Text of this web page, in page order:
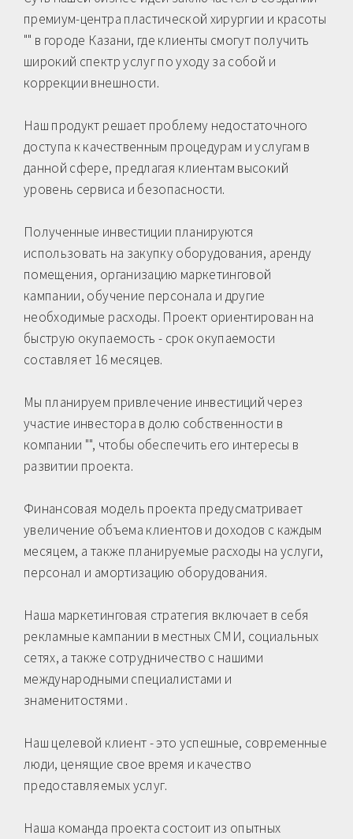
премиум-центра пластической хирургии и красоты
"" в городе Казани, где клиенты смогут получить
широкий спектр услуг по уходу за собой и
коррекции внешности.
Наш продукт решает проблему недостаточного
доступа к качественным процедурам и услугам в
данной сфере, предлагая клиентам высокий
уровень сервиса и безопасности.
Полученные инвестиции планируются
использовать на закупку оборудования, аренду
помещения, организацию маркетинговой
кампании, обучение персонала и другие
необходимые расходы. Проект ориентирован на
быструю окупаемость - срок окупаемости
составляет 16 месяцев.
Мы планируем привлечение инвестиций через
участие инвестора в долю собственности в
компании "", чтобы обеспечить его интересы в
развитии проекта.
Финансовая модель проекта предусматривает
увеличение объема клиентов и доходов с каждым
месяцем, а также планируемые расходы на услуги,
персонал и амортизацию оборудования.
Наша маркетинговая стратегия включает в себя
рекламные кампании в местных СМИ, социальных
сетях, а также сотрудничество с нашими
международными специалистами и
знаменитостями .
Наш целевой клиент - это успешные, современные
люди, ценящие свое время и качество
предоставляемых услуг.
Наша команда проекта состоит из опытных